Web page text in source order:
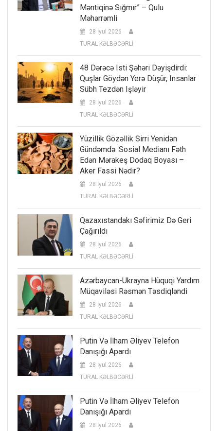
Məntiqinə Sığmır” – Qulu
Məhərrəmli
28 İyul 2026
TURAL KƏLBƏCƏRLİ
48 Dərəcə Isti Şəhəri Dəyişdirdi:
Quşlar Göydən Yerə Düşür, Insanlar
Sübh Tezdən Işləyir
28 İyul 2026
TURAL KƏLBƏCƏRLİ
Yüzillik Gözəllik Sirri Yenidən
Gündəmdə: Sosial Medianı Fəth
Edən Mərakeş Dodaq Boyası –
Aker Fassi Nədir?
28 İyul 2026
TURAL KƏLBƏCƏRLİ
Qazaxıstandakı Səfirimiz Də Geri
Çağırıldı
28 İyul 2026
TURAL KƏLBƏCƏRLİ
Azərbaycan-Ukrayna Hüquqi Yardım
Müqaviləsi Rəsmən Təsdiqləndi
28 İyul 2026
TURAL KƏLBƏCƏRLİ
Putin Və İlham Əliyev Telefon
Danışığı Apardı
28 İyul 2026
TURAL KƏLBƏCƏRLİ
Putin Və İlham Əliyev Telefon
Danışığı Apardı
28 İyul 2026